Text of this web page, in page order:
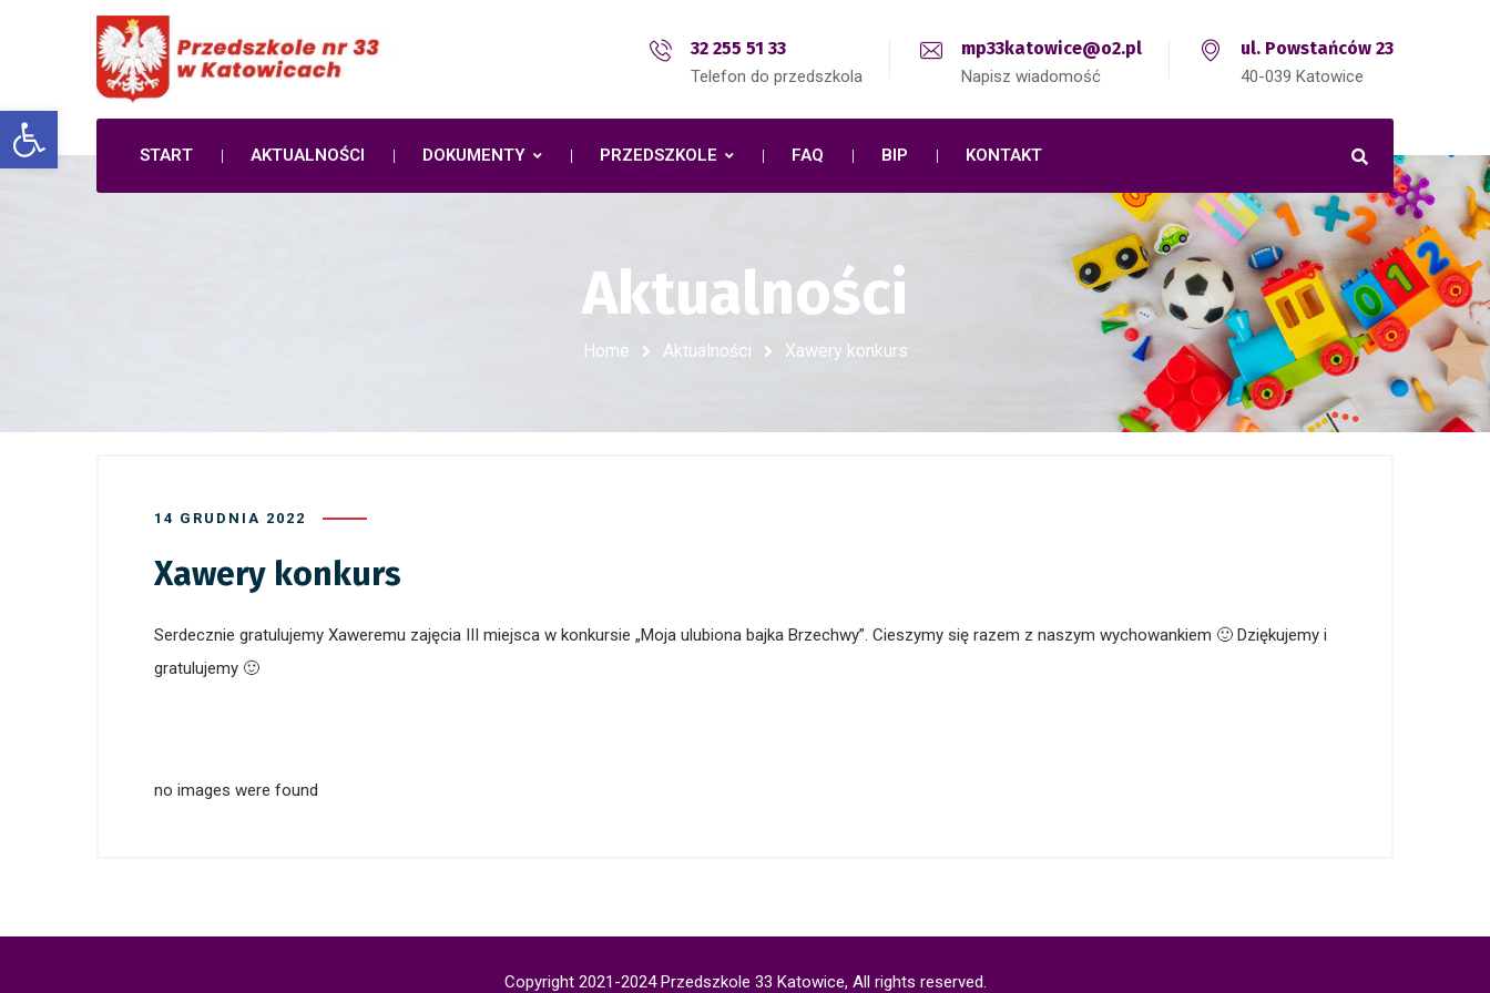
Open toolbar
32 255 51 33
Telefon do przedszkola
mp33katowice@o2.pl
Napisz wiadomość
ul. Powstańców 23
40-039 Katowice
START AKTUALNOŚCI DOKUMENTY PRZEDSZKOLE FAQ BIP KONTAKT
Aktualności
Home Aktualności Xawery konkurs
14 GRUDNIA 2022
Xawery konkurs
Serdecznie gratulujemy Xaweremu zajęcia III miejsca w konkursie „Moja ulubiona bajka Brzechwy”. Cieszymy się razem z naszym wychowankiem 🙂 Dziękujemy i
gratulujemy 🙂
no images were found
Copyright 2021-2024 Przedszkole 33 Katowice, All rights reserved.